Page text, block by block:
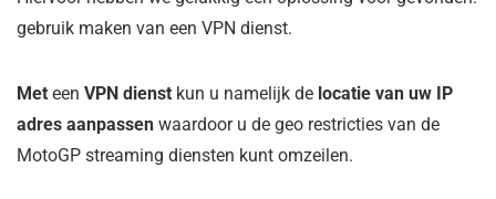
gebruik maken van een VPN dienst.
Met een VPN dienst kun u namelijk de locatie van uw IP
adres aanpassen waardoor u de geo restricties van de
MotoGP streaming diensten kunt omzeilen.